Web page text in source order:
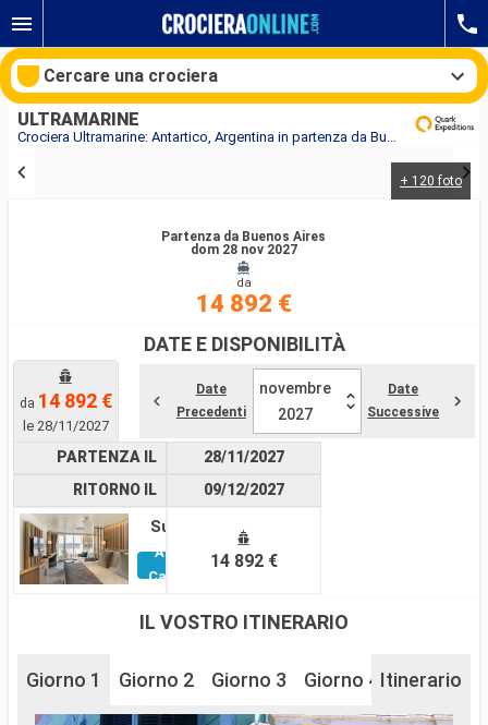
Crociera Ultramarine: Antartico, Argentina in partenza da Buenos Aires
ULTRAMARINE
+ 120 foto
Partenza da Buenos Aires
dom 28 nov 2027
da
14 892 €
DATE E DISPONIBILITÀ
da 14 892 €
le 28/11/2027
Date
Precedenti
novembre
2027
Date
Successive
PARTENZA IL
RITORNO IL
Suite
Altre
Cabine
28/11/2027
09/12/2027
14 892 €
IL VOSTRO ITINERARIO
Giorno 1 Giorno 2 Giorno 3 Giorno 4 Giorno 5
Itinerario
Cercare una crociera
Mesi di partenza
Compagnie
Ricerca